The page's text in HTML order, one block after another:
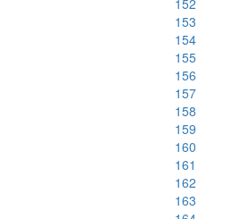
152
153
154
155
156
157
158
159
160
161
162
163